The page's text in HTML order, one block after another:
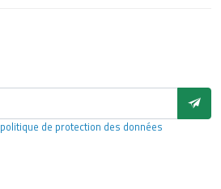
politique de protection des données